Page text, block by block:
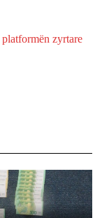
platformën zyrtare